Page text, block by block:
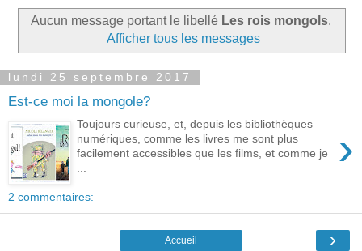
Aucun message portant le libellé Les rois mongols.
Afficher tous les messages
lundi 25 septembre 2017
Est-ce moi la mongole?
›
Toujours curieuse, et, depuis les bibliothèques
numériques, comme les livres me sont plus
facilement accessibles que les films, et comme je
2 commentaires:
›
Accueil